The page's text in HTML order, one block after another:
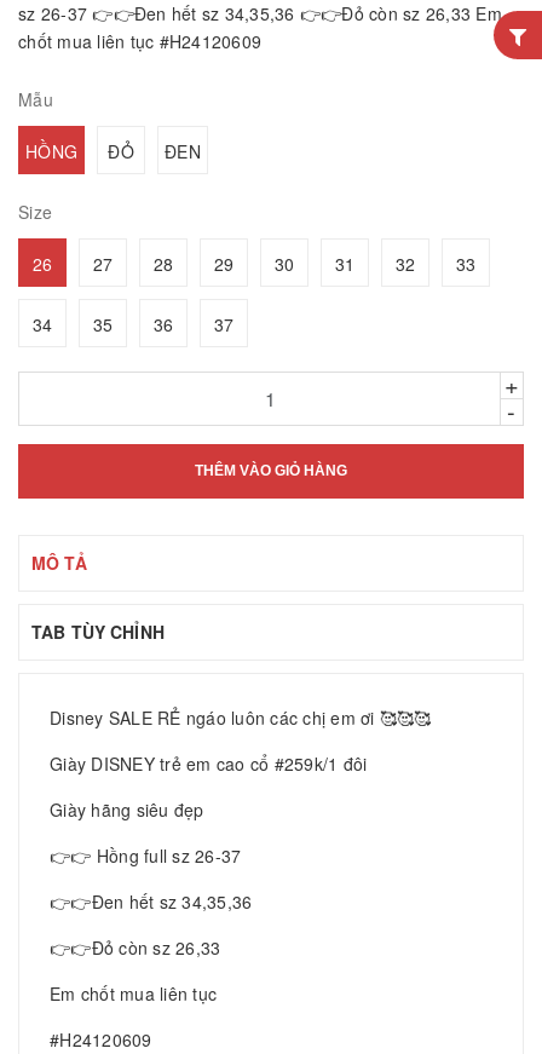
sz 26-37 👉👉Đen hết sz 34,35,36 👉👉Đỏ còn sz 26,33 Em
chốt mua liên tục #H24120609
Mẫu
HỒNG ĐỎ ĐEN
Size
26 27 28 29 30 31 32 33
34 35 36 37
+
-
THÊM VÀO GIỎ HÀNG
MÔ TẢ
TAB TÙY CHỈNH
Disney SALE RẺ ngáo luôn các chị em ơi 🥰🥰🥰
Giày DISNEY trẻ em cao cổ #259k/1 đôi
Giày hãng siêu đẹp
👉👉 Hồng full sz 26-37
👉👉Đen hết sz 34,35,36
👉👉Đỏ còn sz 26,33
Em chốt mua liên tục
#H24120609